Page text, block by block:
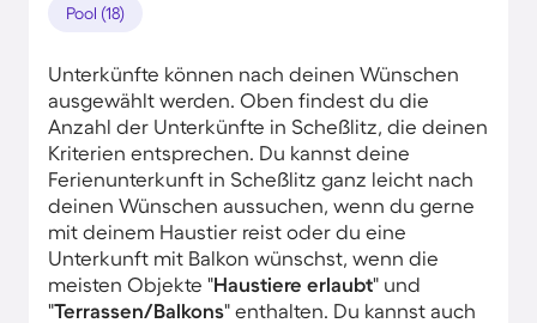
Pool (18)
Unterkünfte können nach deinen Wünschen
ausgewählt werden. Oben findest du die
Anzahl der Unterkünfte in Scheßlitz, die deinen
Kriterien entsprechen. Du kannst deine
Ferienunterkunft in Scheßlitz ganz leicht nach
deinen Wünschen aussuchen, wenn du gerne
mit deinem Haustier reist oder du eine
Unterkunft mit Balkon wünschst, wenn die
meisten Objekte "Haustiere erlaubt" und
"Terrassen/Balkons" enthalten. Du kannst auch